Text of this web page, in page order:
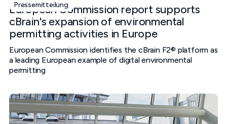
Pressemitteilung
European Commission report supports
cBrain's expansion of environmental
permitting activities in Europe
European Commission identifies the cBrain F2® platform as
a leading European example of digital environmental
permitting